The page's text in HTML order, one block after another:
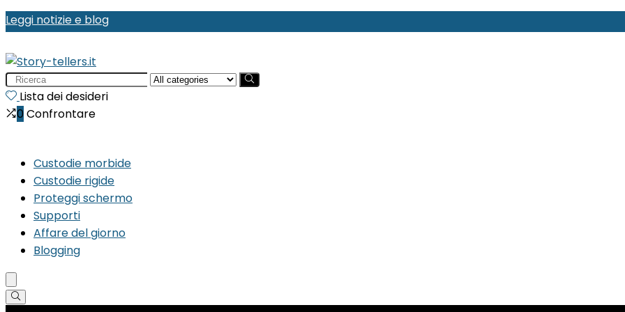
Leggi notizie e blog
Search
for:Lista dei desideri
0 Confrontare
Custodie morbide
Custodie rigide
Proteggi schermo
Supporti
Affare del giorno
Blogging